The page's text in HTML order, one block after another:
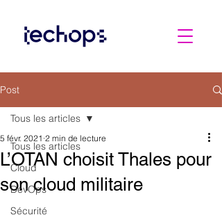
Post
Tous les articles
Cloud
DevOps
Sécurité
Tous les articles
L’OTAN choisit Thales pour
son cloud militaire
5 févr. 2021 2 min de lecture